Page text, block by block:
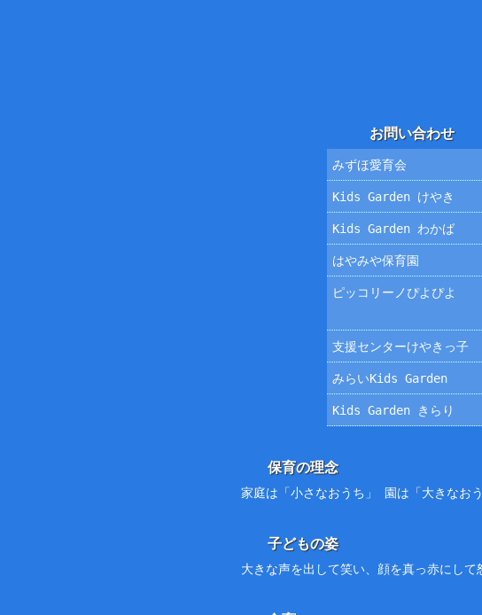
お問い合わせ
みずほ愛育会
Kids Garden けやき
Kids Garden わかば
はやみや保育園
ピッコリーノぴよぴよ
支援センターけやきっ子
みらいKids Garden
Kids Garden きらり
保育の理念
家庭は「小さなおうち」 園は「大きなお
子どもの姿
大きな声を出して笑い、顔を真っ赤にし